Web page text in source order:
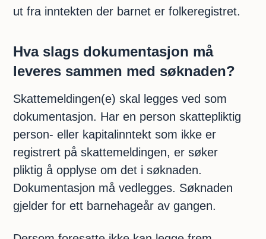
ut fra inntekten der barnet er folkeregistret.
Hva slags dokumentasjon må
leveres sammen med søknaden?
Skattemeldingen(e) skal legges ved som
dokumentasjon. Har en person skattepliktig
person- eller kapitalinntekt som ikke er
registrert på skattemeldingen, er søker
pliktig å opplyse om det i søknaden.
Dokumentasjon må vedlegges. Søknaden
gjelder for ett barnehageår av gangen.